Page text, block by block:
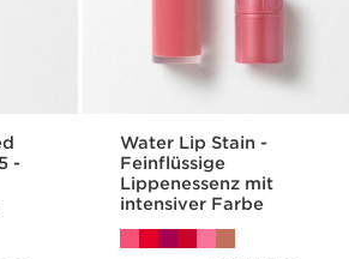
-
Water Lip Stain -
Feinflüssige
Lippenessenz mit
intensiver Farbe